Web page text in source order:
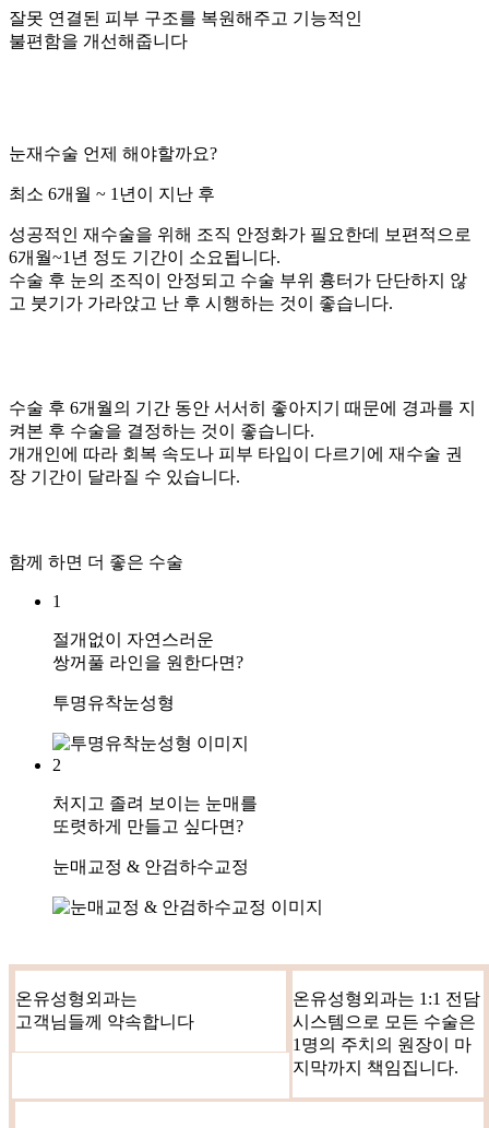
잘못 연결된 피부 구조를 복원해주고 기능적인
불편함을 개선해줍니다
눈재수술 언제 해야할까요?
최소 6개월 ~ 1년이 지난 후
성공적인 재수술을 위해 조직 안정화가 필요한데
보편적으로
6개월~1년 정도 기간이 소요됩니다.
수술 후 눈의 조직이 안정되고 수술 부위 흉터가 단단하지 않
고 붓기가 가라앉고 난 후 시행하는 것이 좋습니다.
수술 후 6개월의 기간 동안 서서히 좋아지기 때문에 경과를 지
켜본 후 수술을 결정하는 것이 좋습니다.
개개인에 따라 회복 속도나 피부 타입이 다르기에 재수술 권
장 기간이 달라질 수 있습니다.
함께 하면 더 좋은 수술
1
절개없이 자연스러운
쌍꺼풀 라인을 원한다면?
투명유착눈성형
2
처지고 졸려 보이는 눈매를
또렷하게 만들고 싶다면?
눈매교정 & 안검하수교정
온유성형외과는
고객님들께 약속합니다
온유성형외과는 1:1 전담
시스템으로 모든 수술은
1명의 주치의 원장이 마
지막까지 책임집니다.